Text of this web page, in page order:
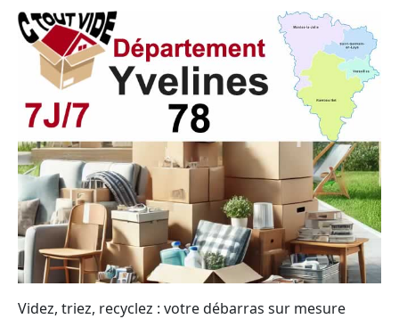
Videz, triez, recyclez : votre débarras sur mesure